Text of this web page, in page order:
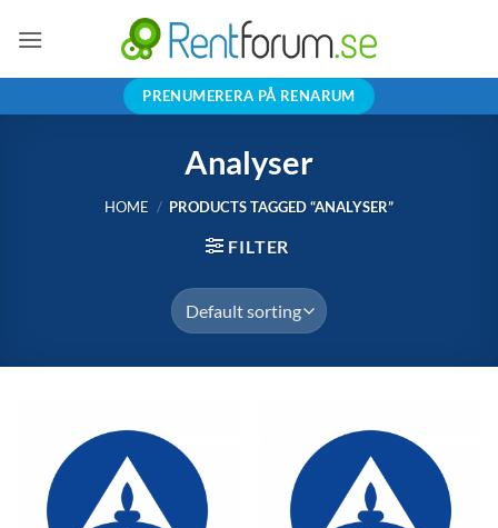
PRENUMERERA PÅ RENARUM
Analyser
HOME / PRODUCTS TAGGED “ANALYSER”
FILTER